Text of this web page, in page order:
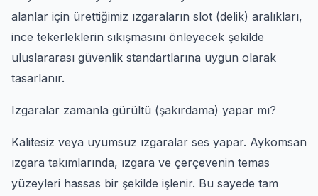
alanlar için ürettiğimiz ızgaraların slot (delik) aralıkları,
ince tekerleklerin sıkışmasını önleyecek şekilde
uluslararası güvenlik standartlarına uygun olarak
tasarlanır.
Izgaralar zamanla gürültü (şakırdama) yapar mı?
Kalitesiz veya uyumsuz ızgaralar ses yapar. Aykomsan
ızgara takımlarında, ızgara ve çerçevenin temas
yüzeyleri hassas bir şekilde işlenir. Bu sayede tam